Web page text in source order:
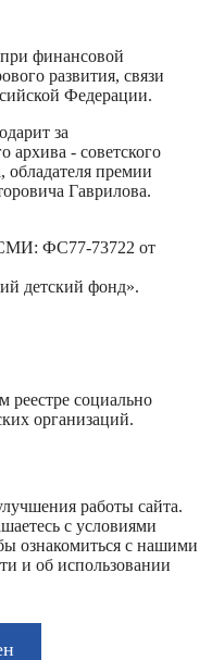
финансовой
развития, связи
Федерации.
за
архива - советского
обладателя премии
Гаврилова.
СМИ: ФС77-73722 от
детский фонд».
реестре социально
организаций.
работы сайта.
с условиями
ознакомиться с нашими
и об использовании